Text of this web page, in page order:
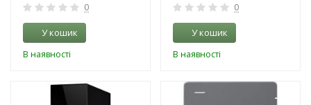
0
У кошик
В наявності
0
У кошик
В наявності
-3%